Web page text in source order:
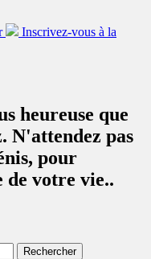
Inscrivez-vous à la
heureuse que
N'attendez pas
pour
de votre vie..